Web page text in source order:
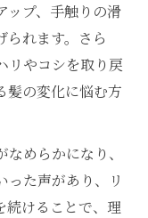
ートメント法
トリートメン
ートメント効
の髪を実現
トメントの選
ップ、手触りの滑
られます。さら
リやコシを取り戻
髪の変化に悩む方
めらかになり、
った声があり、リ
続けることで、理